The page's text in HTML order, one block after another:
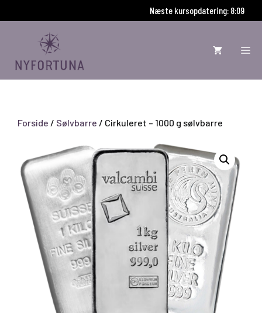
til
Næste kursopdatering: 8:09
Forside / Sølvbarre / Cirkuleret – 1000 g sølvbarre